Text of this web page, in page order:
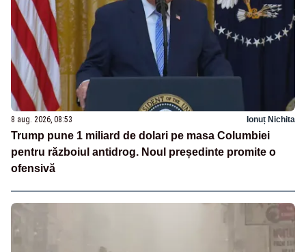
8 aug. 2026, 08:53 Ionuț Nichita
Trump pune 1 miliard de dolari pe masa Columbiei
pentru războiul antidrog. Noul președinte promite o
ofensivă